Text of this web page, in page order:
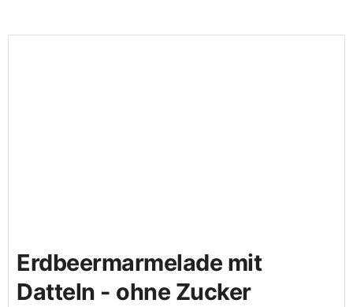
Erdbeermarmelade mit
Datteln - ohne Zucker